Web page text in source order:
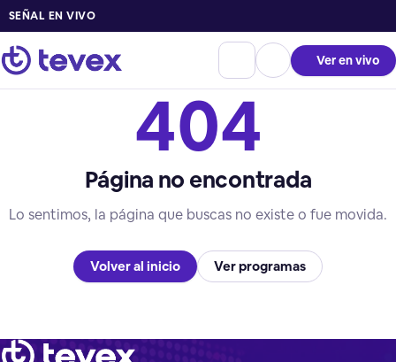
SEÑAL EN VIVO
Ver en vivo
404
Página no encontrada
Lo sentimos, la página que buscas no existe o fue movida.
Volver al inicio Ver programas